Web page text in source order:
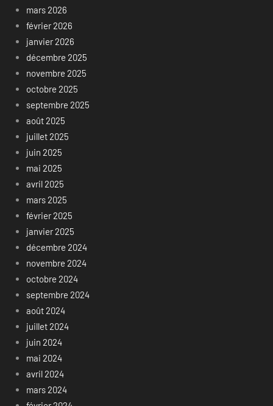
mars 2026
février 2026
janvier 2026
décembre 2025
novembre 2025
octobre 2025
septembre 2025
août 2025
juillet 2025
juin 2025
mai 2025
avril 2025
mars 2025
février 2025
janvier 2025
décembre 2024
novembre 2024
octobre 2024
septembre 2024
août 2024
juillet 2024
juin 2024
mai 2024
avril 2024
mars 2024